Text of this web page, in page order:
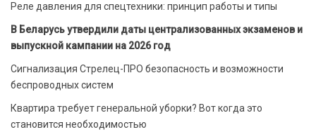
Реле давления для спецтехники: принцип работы и типы
В Беларусь утвердили даты централизованных экзаменов и
выпускной кампании на 2026 год
Сигнализация Стрелец-ПРО безопасность и возможности
беспроводных систем
Квартира требует генеральной уборки? Вот когда это
становится необходимостью